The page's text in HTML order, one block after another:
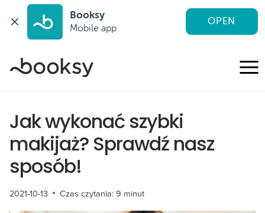
Booksy
Mobile app
OPEN
do
Jak wykonać szybki
makijaż? Sprawdź nasz
sposób!
2021-10-13 Czas czytania:9 minut